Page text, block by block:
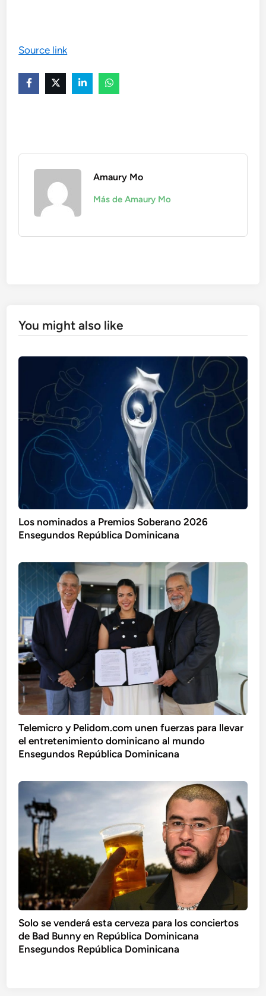
Source link
Amaury Mo
Más de Amaury Mo
You might also like
Los nominados a Premios Soberano 2026
Ensegundos República Dominicana
Telemicro y Pelidom.com unen fuerzas para llevar
el entretenimiento dominicano al mundo
Ensegundos República Dominicana
Solo se venderá esta cerveza para los conciertos
de Bad Bunny en República Dominicana
Ensegundos República Dominicana